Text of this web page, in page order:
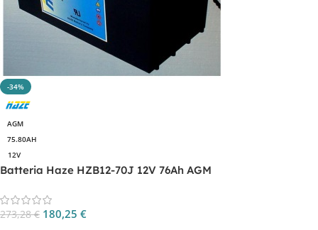
-34%
AGM
75.80AH
12V
Batteria Haze HZB12-70J 12V 76Ah AGM
273,28€ 180,25 €